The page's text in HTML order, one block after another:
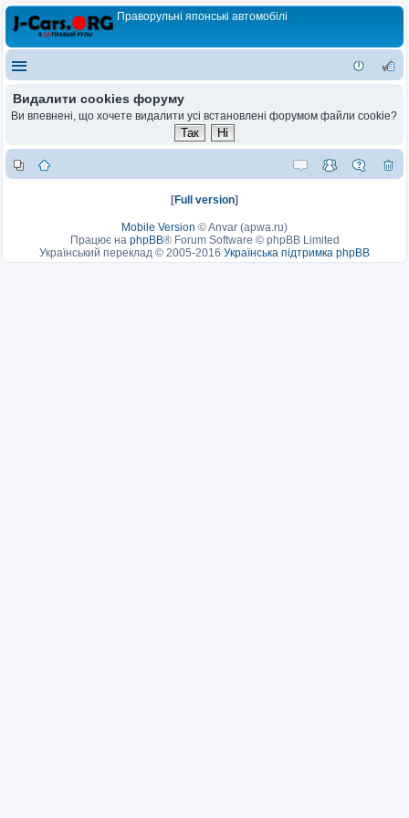
Праворульні японські автомобілі
Видалити cookies форуму
Ви впевнені, що хочете видалити усі встановлені форумом файли cookie?
[Full version]
Mobile Version ©Anvar (apwa.ru)
Працює на phpBB® Forum Software © phpBB Limited
Український переклад © 2005-2016 Українська підтримка phpBB